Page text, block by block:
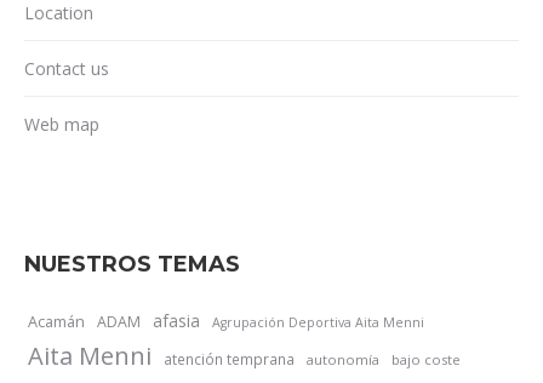
Location
Contact us
Web map
NUESTROS TEMAS
Acamán ADAM afasia Agrupación Deportiva Aita Menni
Aita Menni atención temprana autonomía bajo coste